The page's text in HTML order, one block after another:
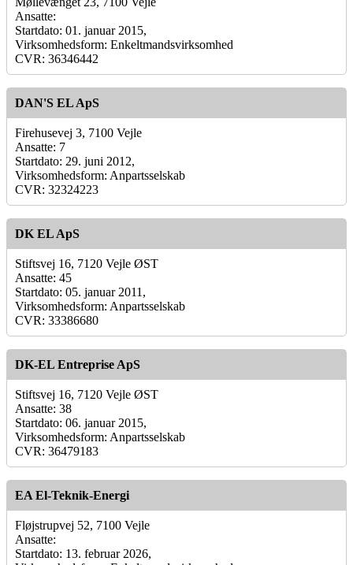
Ansatte:
Startdato: 01. januar 2015,
Virksomhedsform: Enkeltmandsvirksomhed
CVR: 36346442
DAN'S EL ApS
Firehusevej 3, 7100 Vejle
Ansatte: 7
Startdato: 29. juni 2012,
Virksomhedsform: Anpartsselskab
CVR: 32324223
DK EL ApS
Stiftsvej 16, 7120 Vejle ØST
Ansatte: 45
Startdato: 05. januar 2011,
Virksomhedsform: Anpartsselskab
CVR: 33386680
DK-EL Entreprise ApS
Stiftsvej 16, 7120 Vejle ØST
Ansatte: 38
Startdato: 06. januar 2015,
Virksomhedsform: Anpartsselskab
CVR: 36479183
EA El-Teknik-Energi
Fløjstrupvej 52, 7100 Vejle
Ansatte:
Startdato: 13. februar 2026,